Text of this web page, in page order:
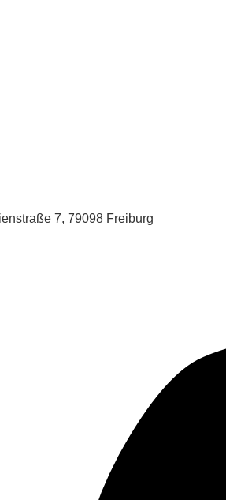
7, 79098 Freiburg